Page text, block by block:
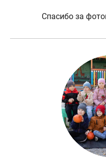
Спасибо за